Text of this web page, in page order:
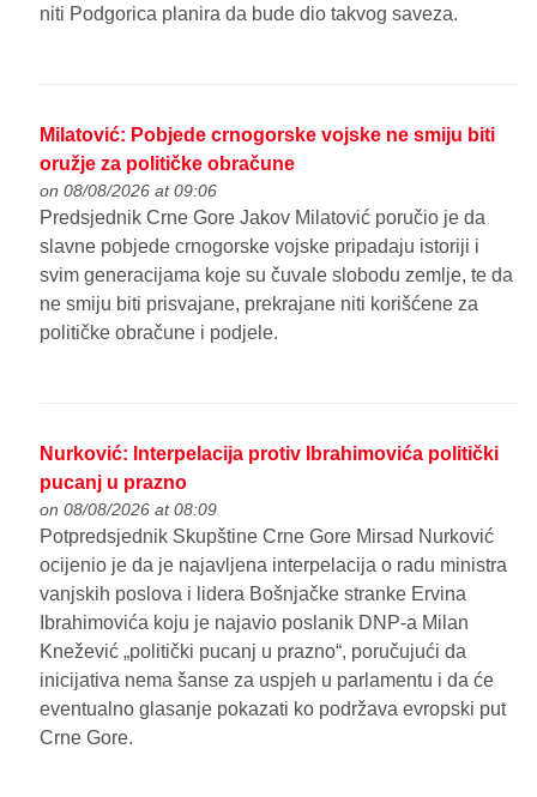
niti Podgorica planira da bude dio takvog saveza.
Milatović: Pobjede crnogorske vojske ne smiju biti
oružje za političke obračune
on 08/08/2026 at 09:06
Predsjednik Crne Gore Jakov Milatović poručio je da
slavne pobjede crnogorske vojske pripadaju istoriji i
svim generacijama koje su čuvale slobodu zemlje, te da
ne smiju biti prisvajane, prekrajane niti korišćene za
političke obračune i podjele.
Nurković: Interpelacija protiv Ibrahimovića politički
pucanj u prazno
on 08/08/2026 at 08:09
Potpredsjednik Skupštine Crne Gore Mirsad Nurković
ocijenio je da je najavljena interpelacija o radu ministra
vanjskih poslova i lidera Bošnjačke stranke Ervina
Ibrahimovića koju je najavio poslanik DNP-a Milan
Knežević „politički pucanj u prazno“, poručujući da
inicijativa nema šanse za uspjeh u parlamentu i da će
eventualno glasanje pokazati ko podržava evropski put
Crne Gore.